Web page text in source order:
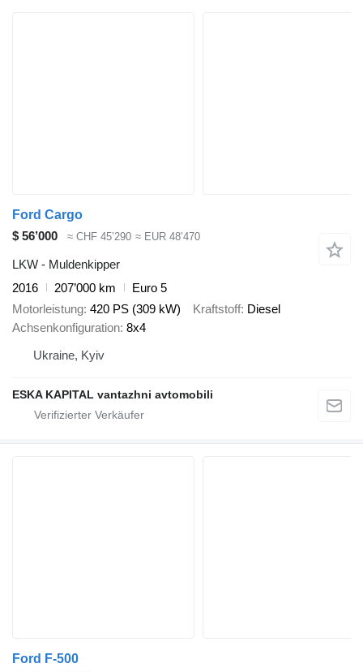
Ford Cargo
$ 56’000
≈ CHF 45’290 ≈ EUR 48’470
LKW - Muldenkipper
2016
207’000 km
Euro 5
Motorleistung 420 PS (309 kW) Kraftstoff Diesel
Achsenkonfiguration 8x4
Ukraine, Kyiv
ESKA KAPITAL vantazhni avtomobili
Ford F-500